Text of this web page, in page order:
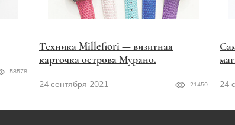
58578
Техника Millefiori — визитная
карточка острова Мурано.
24 сентября 2021 21450 24